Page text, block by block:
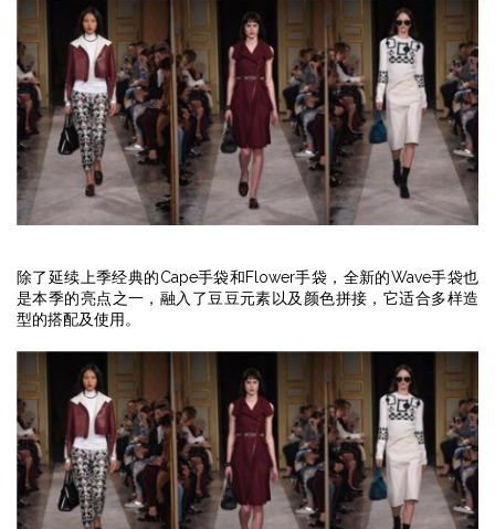
除了延续上季经典的Cape手袋和Flower手袋，全新的Wave手袋也
是本季的亮点之一，融入了豆豆元素以及颜色拼接，它适合多样造
型的搭配及使用。